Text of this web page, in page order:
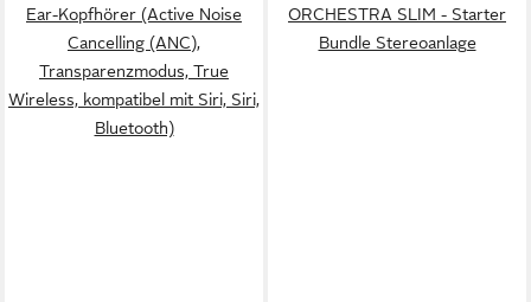
Ear-Kopfhörer (Active Noise
Cancelling (ANC),
Transparenzmodus, True
Wireless, kompatibel mit Siri, Siri,
Bluetooth)
ORCHESTRA SLIM - Starter
Bundle Stereoanlage